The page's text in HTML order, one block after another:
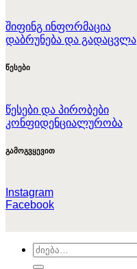
შიფინგ ინფორმაცია
დაბრუნება და გადაცვლა
წესები
წესები და პირობები
კონფიდენციალურობა
გამოგვყევით
Instagram
Facebook
ძებნა: